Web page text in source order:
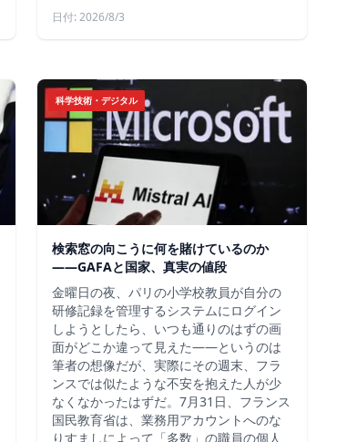
日付: 2026/8/3
科学技術・デジタル
検索窓の向こうに何を賭けているのか
——GAFAと国家、真実の値段
金曜日の夜、パリの小学校教員が自分の
研修記録を管理するシステムにログイン
しようとしたら、いつも通りのはずの画
面がどこか違って見えた——というのは
筆者の想像だが、実際にその週末、フラ
ンスでは似たような不安を抱えた人が少
なくなかったはずだ。7月31日、フランス
国民教育省は、業務用アカウントへのな
りすましによって「多数」の職員の個人